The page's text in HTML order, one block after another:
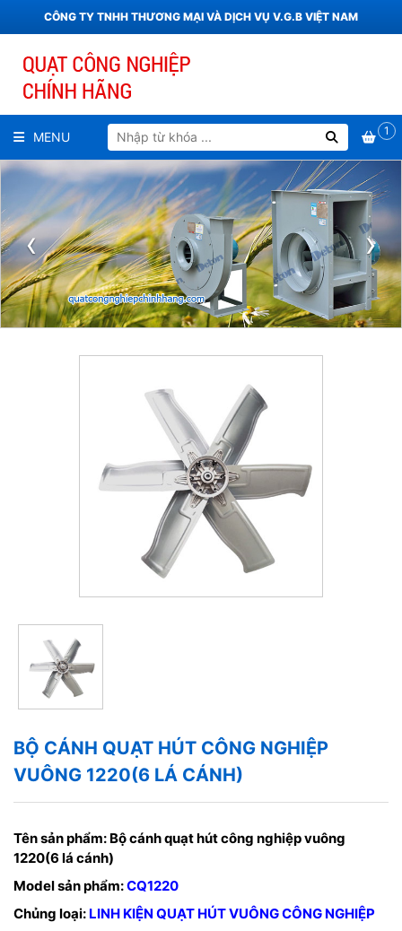
CÔNG TY TNHH THƯƠNG MẠI VÀ DỊCH VỤ V.G.B VIỆT NAM
MENU 1
‹ ›
BỘ CÁNH QUẠT HÚT CÔNG NGHIỆP
VUÔNG 1220(6 LÁ CÁNH)
Tên sản phẩm: Bộ cánh quạt hút công nghiệp vuông
1220(6 lá cánh)
Model sản phẩm:CQ1220
Chủng loại: LINH KIỆN QUẠT HÚT VUÔNG CÔNG NGHIỆP